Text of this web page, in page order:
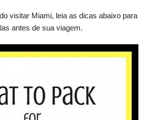
visitar Miami, leia as dicas abaixo para
antes de sua viagem.